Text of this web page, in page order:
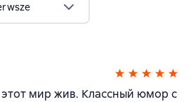
мир жив. Классный юмор с